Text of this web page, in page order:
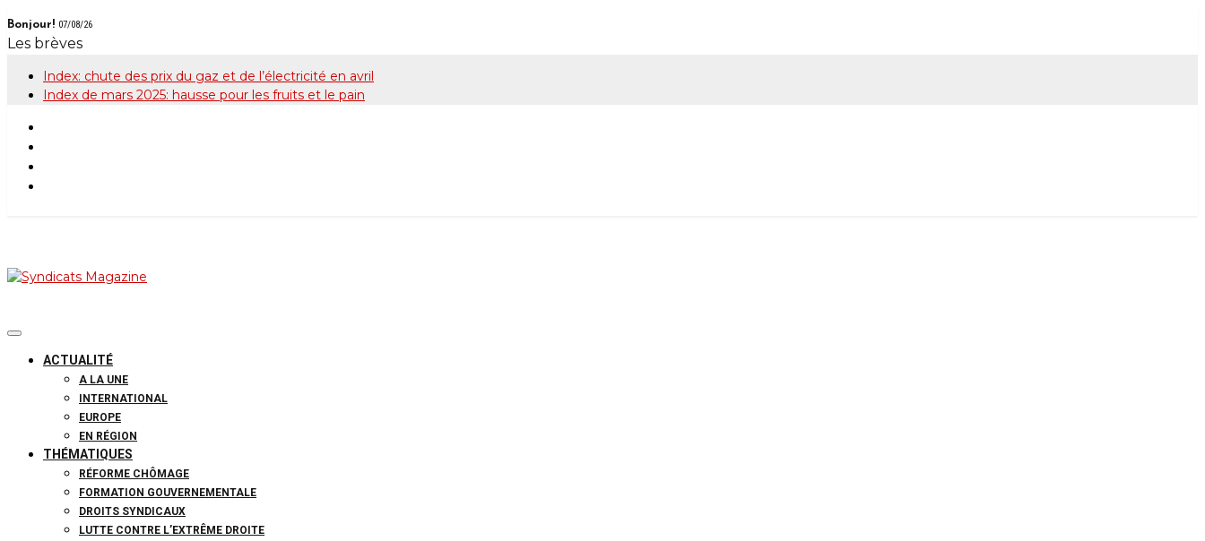
Skip
to
content
Bonjour! 07/08/26
Les brèves
Index: chute des prix du gaz et de l’électricité en avril
Index de mars 2025: hausse pour les fruits et le pain
ACTUALITÉ
A LA UNE
INTERNATIONAL
EUROPE
EN RÉGION
THÉMATIQUES
RÉFORME CHÔMAGE
FORMATION GOUVERNEMENTALE
DROITS SYNDICAUX
LUTTE CONTRE L’EXTRÊME DROITE